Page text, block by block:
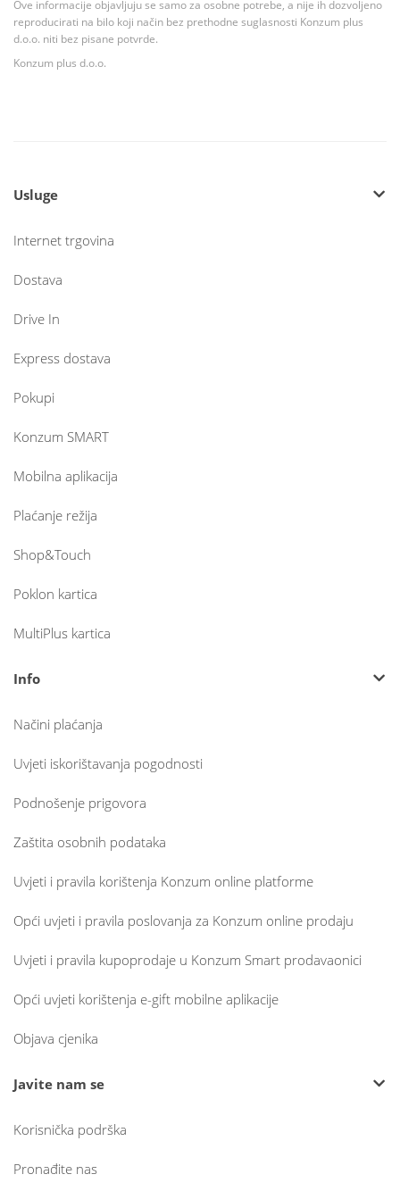
Ove informacije objavljuju se samo za osobne potrebe, a nije ih dozvoljeno
reproducirati na bilo koji način bez prethodne suglasnosti Konzum plus
d.o.o. niti bez pisane potvrde.
Konzum plus d.o.o.
Usluge
Internet trgovina
Dostava
Drive In
Express dostava
Pokupi
Konzum SMART
Mobilna aplikacija
Plaćanje režija
Shop&Touch
Poklon kartica
MultiPlus kartica
Info
Načini plaćanja
Uvjeti iskorištavanja pogodnosti
Podnošenje prigovora
Zaštita osobnih podataka
Uvjeti i pravila korištenja Konzum online platforme
Opći uvjeti i pravila poslovanja za Konzum online prodaju
Uvjeti i pravila kupoprodaje u Konzum Smart prodavaonici
Opći uvjeti korištenja e-gift mobilne aplikacije
Objava cjenika
Javite nam se
Korisnička podrška
Pronađite nas